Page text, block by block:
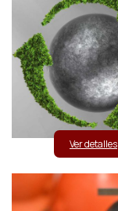
Ver detalles